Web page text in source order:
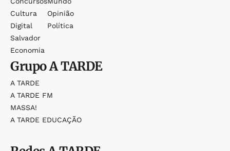
Cultura
Digital
Salvador
Economia
Opinião
Política
GrupoA TARDE
A TARDE
A TARDE FM
MASSA!
A TARDE EDUCAÇÃO